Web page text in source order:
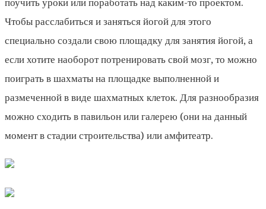
Чтобы расслабиться и заняться йогой для этого
специально создали свою площадку для занятия йогой, а
если хотите наоборот потренировать свой мозг, то можно
поиграть в шахматы на площадке выполненной и
размеченной в виде шахматных клеток. Для разнообразия
можно сходить в павильон или галерею (они на данный
момент в стадии строительства) или амфитеатр.